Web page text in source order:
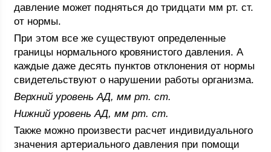
давление может подняться до тридцати мм рт. ст.
от нормы.
При этом все же существуют определенные
границы нормального кровянистого давления. А
каждые даже десять пунктов отклонения от нормы
свидетельствуют о нарушении работы организма.
Верхний уровень АД, мм рт. ст.
Нижний уровень АД, мм рт. ст.
Также можно произвести расчет индивидуального
значения артериального давления при помощи